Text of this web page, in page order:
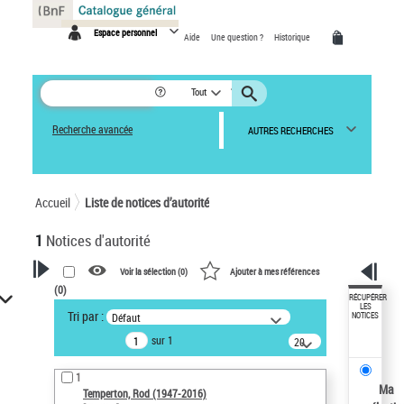
Espace personnel Aide Une question ? Historique
Tout
Recherche avancée AUTRES RECHERCHES
Accueil Liste de notices d’autorité
1 Notices d'autorité
VOTRE RECHERCHE
Recherche avancée dans les
notices d’autorité
Œuvres liées à l'auteur :
Temperton, Rod (1947-2016)
Voir la sélection (0) Ajouter à mes références
(0)
Tri par : Défaut
sur 1
20
résultats/page
1
Temperton, Rod (1947-2016)
RÉCUPÉRER
LES
NOTICES
Ma
Panneau de gestion des cookies